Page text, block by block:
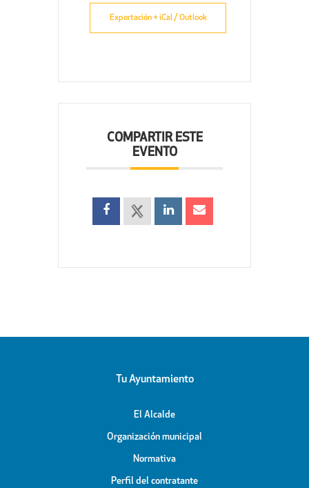
Exportación + iCal / Outlook
COMPARTIR ESTE
EVENTO
Tu Ayuntamiento
El Alcalde
Organización municipal
Normativa
Perfil del contratante